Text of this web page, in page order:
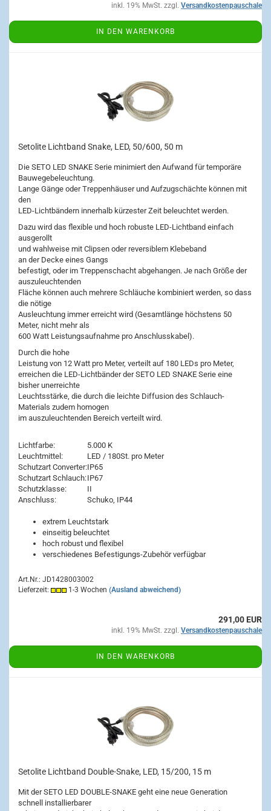
inkl. 19% MwSt. zzgl. Versandkostenpauschale
IN DEN WARENKORB
Setolite Lichtband Snake, LED, 50/600, 50 m
Die SETO LED SNAKE Serie minimiert den Aufwand für temporäre
Bauwegebeleuchtung.
Lange Gänge oder Treppenhäuser und Aufzugschächte können mit
den
LED-Lichtbändern innerhalb kürzester Zeit beleuchtet werden.
Dazu wird das flexible und hoch robuste LED-Lichtband einfach
ausgerollt
und wahlweise mit Clipsen oder reversiblem Klebeband
an der Decke eines Gangs
befestigt, oder im Treppenschacht abgehangen. Je nach Größe der
auszuleuchtenden
Fläche können auch mehrere Schläuche kombiniert werden, so dass
die nötige
Ausleuchtung immer erreicht wird (Gesamtlänge höchstens 50
Meter, nicht mehr als
600 Watt Leistungsaufnahme pro Anschlusskabel).
Durch die hohe
Leistung von 12 Watt pro Meter, verteilt auf 180 LEDs pro Meter,
erreichen die LED-Lichtbänder der SETO LED SNAKE Serie eine
bisher unerreichte
Leuchtsstärke, die durch die leichte Diffusion des Schlauch-
Materials zudem homogen
im auszuleuchtenden Bereich verteilt wird.
Lichtfarbe:
5.000 K
Leuchtmittel:
LED / 180St. pro Meter
Schutzart Converter:IP65
Schutzart Schlauch:IP67
Schutzklasse:
II
Anschluss:
Schuko, IP44
extrem Leuchtstark
einseitig beleuchtet
hoch robust und flexibel
verschiedenes Befestigungs-Zubehör verfügbar
Art.Nr.: JD1428003002
Lieferzeit:
1-3 Wochen (Ausland abweichend)
291,00 EUR
inkl. 19% MwSt. zzgl. Versandkostenpauschale
IN DEN WARENKORB
Setolite Lichtband Double-Snake, LED, 15/200, 15 m
Mit der SETO LED DOUBLE-SNAKE geht eine neue Generation
schnell installierbarer